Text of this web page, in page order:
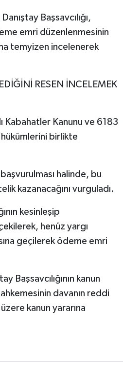
Başsavcılığı,
emri düzenlenmesinin
temyizen incelenerek
RESEN İNCELEMEK
Kabahatler Kanunu ve 6183
hükümlerini birlikte
halinde, bu
kazanacağını vurguladı.
kesinleşip
henüz yargı
geçilerek ödeme emri
Başsavcılığının kanun
davanın reddi
kanun yararına